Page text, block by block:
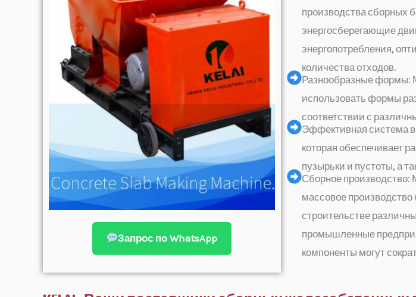
Запрос по WhatsApp
производства сборных
энергосберегающие
энергопотребления,
количества отходов.
Разнообразные формы:
использовать формы
соответствии с
Эффективная система
которая обеспечивает
пузырьки и пустоты, а
Сборное производство:
массовое
строительстве
промышленные
компоненты могут